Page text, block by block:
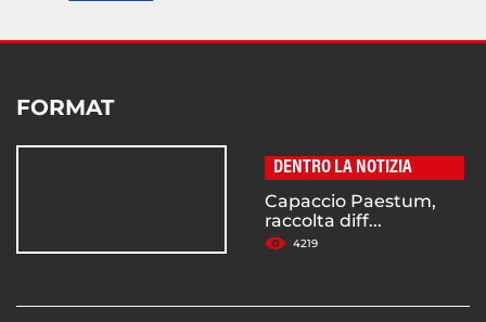
FORMAT
DENTRO LA NOTIZIA
Capaccio Paestum,
raccolta diff...
4219